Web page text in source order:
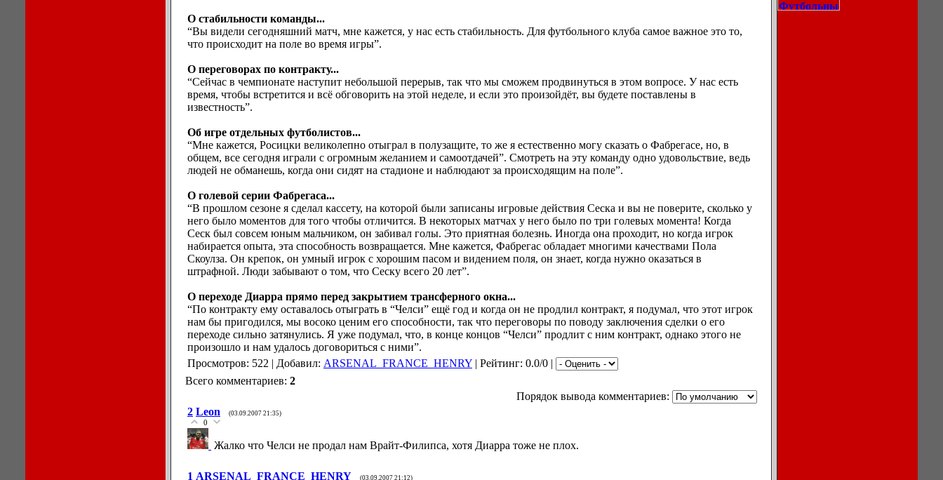
О стабильности команды...
“Вы видели сегодняшний матч, мне кажется, у нас есть стабильность. Для футбольного клуба самое важное это то,
что происходит на поле во время игры”.
О переговорах по контракту...
“Сейчас в чемпионате наступит небольшой перерыв, так что мы сможем продвинуться в этом вопросе. У нас есть
время, чтобы встретится и всё обговорить на этой неделе, и если это произойдёт, вы будете поставлены в
известность”.
Об игре отдельных футболистов...
“Мне кажется, Росицки великолепно отыграл в полузащите, то же я естественно могу сказать о Фабрегасе, но, в
общем, все сегодня играли с огромным желанием и самоотдачей”. Смотреть на эту команду одно удовольствие, ведь
людей не обманешь, когда они сидят на стадионе и наблюдают за происходящим на поле”.
О голевой серии Фабрегаса...
“В прошлом сезоне я сделал кассету, на которой были записаны игровые действия Сеска и вы не поверите, сколько у
него было моментов для того чтобы отличится. В некоторых матчах у него было по три голевых момента! Когда
Сеск был совсем юным мальчиком, он забивал голы. Это приятная болезнь. Иногда она проходит, но когда игрок
набирается опыта, эта способность возвращается. Мне кажется, Фабрегас обладает многими качествами Пола
Скоулза. Он крепок, он умный игрок с хорошим пасом и видением поля, он знает, когда нужно оказаться в
штрафной. Люди забывают о том, что Сеску всего 20 лет”.
О переходе Диарра прямо перед закрытием трансферного окна...
“По контракту ему оставалось отыграть в “Челси” ещё год и когда он не продлил контракт, я подумал, что этот игрок
нам бы пригодился, мы восоко ценим его способности, так что переговоры по поводу заключения сделки о его
переходе сильно затянулись. Я уже подумал, что, в конце концов “Челси” продлит с ним контракт, однако этого не
произошло и нам удалось договориться с ними”.
Просмотров: 522 | Добавил: ARSENAL_FRANCE_HENRY | Рейтинг: 0.0/0 |
Всего комментариев: 2
Порядок вывода комментариев:
2 Leon (03.09.2007 21:35)
0
Жалко что Челси не продал нам Врайт-Филипса, хотя Диарра тоже не плох.
1 ARSENAL_FRANCE_HENRY (03.09.2007 21:12)